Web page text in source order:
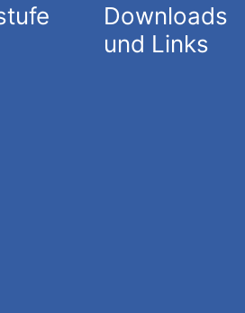
Downloads
und Links